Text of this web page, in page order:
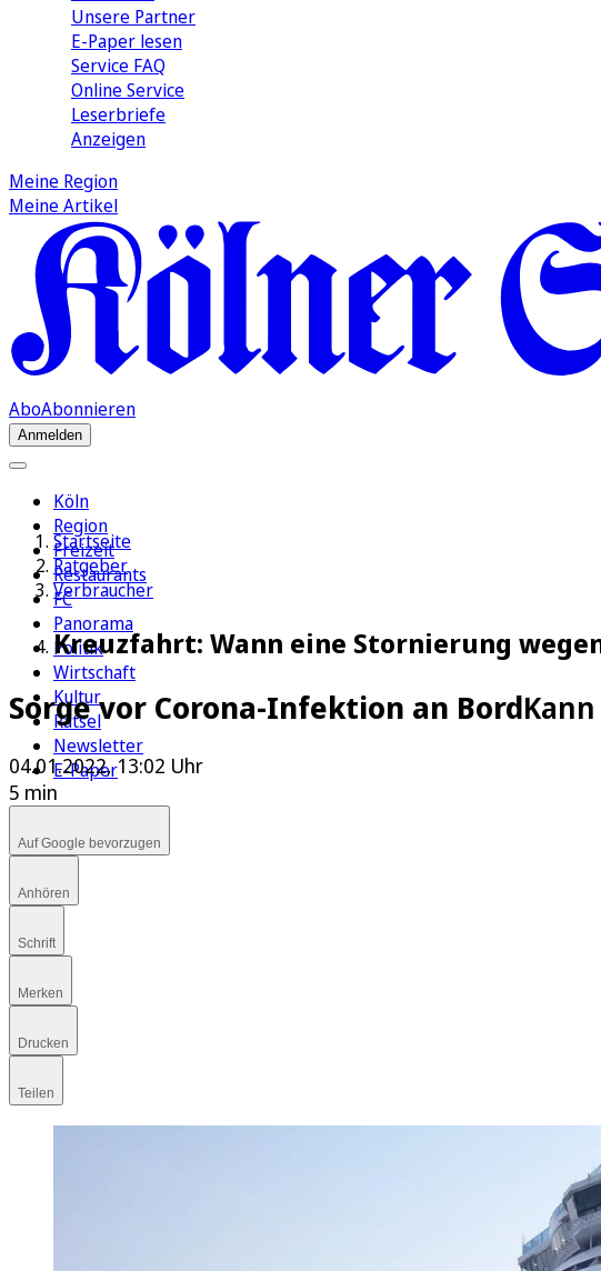
Unsere Partner
E-Paper lesen
Service FAQ
Online Service
Leserbriefe
Anzeigen
Meine Region
Meine Artikel
AboAbonnieren
Anmelden
Köln
Region
Freizeit
Restaurants
FC
Panorama
Politik
Wirtschaft
Kultur
Rätsel
Newsletter
E-Paper
Startseite
Ratgeber
Verbraucher
Kreuzfahrt: Wann eine Stornierung
Sorge vor Corona-Infektion an Bord
04.01.2022, 13:02 Uhr
5 min
Auf Google bevorzugen
Anhören
Schrift
Merken
Drucken
Teilen